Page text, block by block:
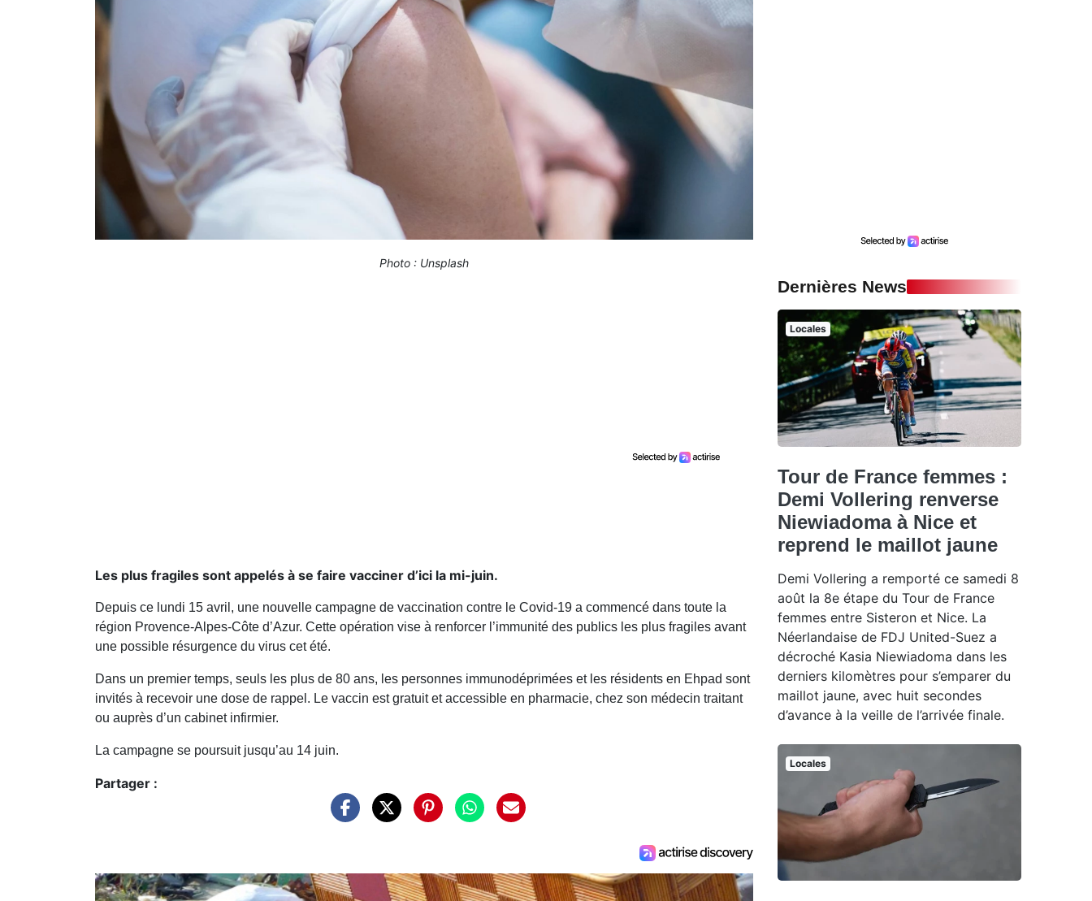
Photo : Unsplash
Les plus fragiles sont appelés à se faire vacciner d’ici la mi-juin.
Depuis ce lundi 15 avril, une nouvelle campagne de vaccination contre le Covid-19 a commencé dans toute la
région Provence-Alpes-Côte d’Azur. Cette opération vise à renforcer l’immunité des publics les plus fragiles avant
une possible résurgence du virus cet été.
Dans un premier temps, seuls les plus de 80 ans, les personnes immunodéprimées et les résidents en Ehpad sont
invités à recevoir une dose de rappel. Le vaccin est gratuit et accessible en pharmacie, chez son médecin traitant
ou auprès d’un cabinet infirmier.
La campagne se poursuit jusqu’au 14 juin.
Partager :
Dernières News
Locales
Tour de France femmes :
Demi Vollering renverse
Niewiadoma à Nice et
reprend le maillot jaune
Demi Vollering a remporté ce samedi 8
août la 8e étape du Tour de France
femmes entre Sisteron et Nice. La
Néerlandaise de FDJ United-Suez a
décroché Kasia Niewiadoma dans les
derniers kilomètres pour s’emparer du
maillot jaune, avec huit secondes
d’avance à la veille de l’arrivée finale.
Locales